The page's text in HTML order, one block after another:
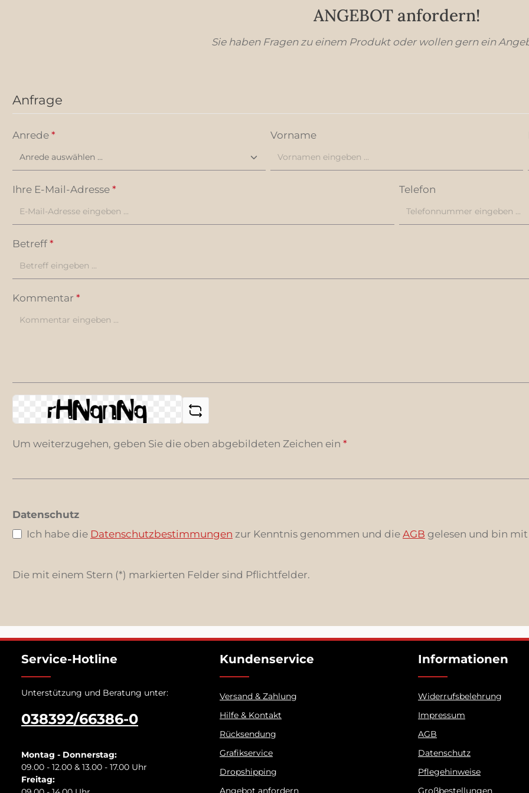
ANGEBOT anfordern!
Sie haben Fragen zu einem Produkt oder wollen gern ein
Anfrage
Anrede * Vorname
Ihre E-Mail-Adresse * Telefon
Betreff *
Kommentar *
Um weiterzugehen, geben Sie die oben abgebildeten Zeichen ein *
Datenschutz
Ich habe die Datenschutzbestimmungen zur Kenntnis genommen und die AGB gelesen und bin
Die mit einem Stern (*) markierten Felder sind Pflichtfelder.
Service-Hotline
Unterstützung und Beratung unter:
038392/66386-0
Montag - Donnerstag:
09.00 - 12.00 & 13.00 - 17.00 Uhr
Freitag:
Kundenservice
Versand & Zahlung
Hilfe & Kontakt
Rücksendung
Grafikservice
Dropshipping
Angebot anfordern
Informationen
Widerrufsbelehrung
Impressum
AGB
Datenschutz
Pflegehinweise
Großbestellungen